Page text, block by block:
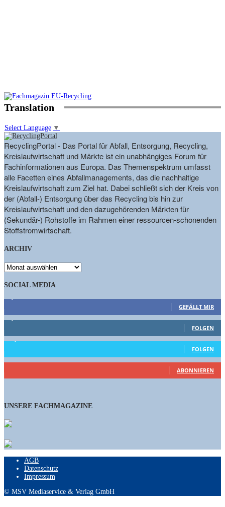
Translation
Select Language ▼
RecyclingPortal - Das Portal für Abfall, Entsorgung, Recycling,
Kreislaufwirtschaft und Märkte ist ein unabhängiges Forum für
Fachinformationen aus Europa. Das Themenspektrum umfasst
alle Facetten eines Abfallmanagements, das die nachhaltige
Kreislaufwirtschaft zum Ziel hat. Dabei schließt sich der Kreis von
der (Abfall-) Entsorgung über das Recycling bis hin zur
Kreislaufwirtschaft und den dazugehörenden Märkten für
(Sekundär-) Rohstoffe im Rahmen einer ressourcen-schonenden
Stoffstromwirtschaft.
ARCHIV
ARCHIV
SOCIAL MEDIA
GEFÄLLT MIR
1,662 Follower
FOLGEN
15,658 Follower
FOLGEN
460 Abonnenten
ABONNIEREN
UNSERE FACHMAGAZINE
AGB
Datenschutz
Impressum
© MSV Mediaservice & Verlag GmbH